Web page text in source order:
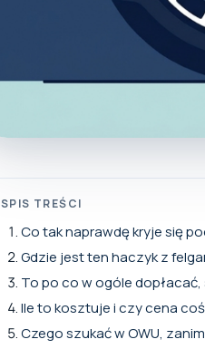
SPIS TREŚCI
Co tak naprawdę kryje się
Gdzie jest ten haczyk z
To po co w ogóle dopłacać,
Ile to kosztuje i czy cena
Czego szukać w OWU,